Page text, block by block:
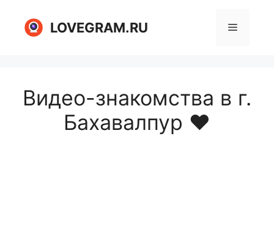
содержимому
LOVEGRAM.RU Меню
Видео-знакомства в г.
Бахавалпур ❤️